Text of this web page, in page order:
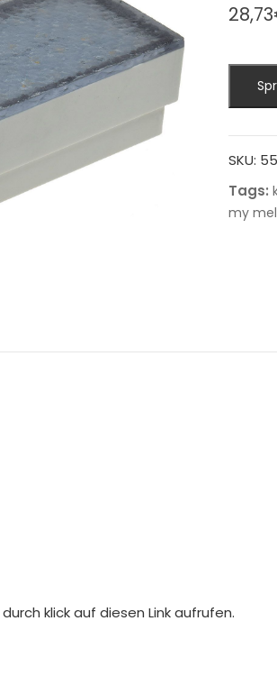
28,73
SKU:
Tags:
my
klick auf diesen Link aufrufen.